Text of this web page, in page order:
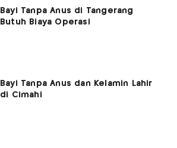
Bayi Tanpa Anus di Tangerang
Butuh Biaya Operasi
Bayi Tanpa Anus dan Kelamin Lahir
di Cimahi